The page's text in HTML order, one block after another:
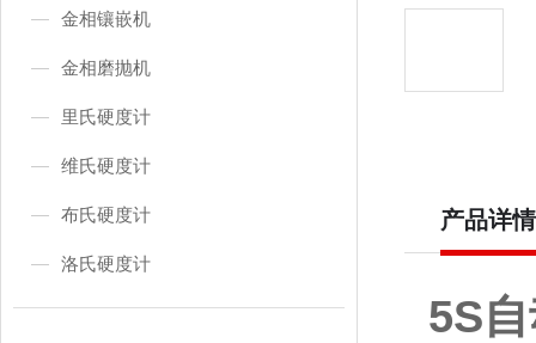
金相镶嵌机
金相磨抛机
里氏硬度计
维氏硬度计
布氏硬度计
洛氏硬度计
产品详情
5S